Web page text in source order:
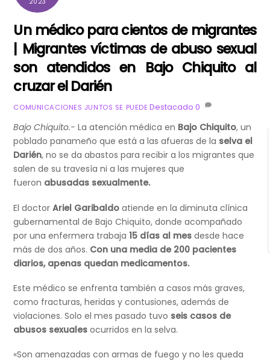
Un médico para cientos de migrantes
| Migrantes víctimas de abuso sexual
son atendidos en Bajo Chiquito al
cruzar el Darién
COMUNICACIONES JUNTOS SE PUEDE Destacado 0
Bajo Chiquito.- La atención médica en Bajo Chiquito, un
poblado panameño que está a las afueras de la selva el
Darién, no se da abastos para recibir a los migrantes que
salen de su travesía ni a las mujeres que
fueron abusadas sexualmente.
El doctor Ariel Garibaldo atiende en la diminuta clínica
gubernamental de Bajo Chiquito, donde acompañado
por una enfermera trabaja15 días al mes desde hace
más de dos años. Con una media de 200 pacientes
diarios, apenas quedan medicamentos.
Este médico se enfrenta también a casos más graves,
como fracturas, heridas y contusiones, además de
violaciones. Solo el mes pasado tuvo seis casos de
abusos sexualesocurridos en la selva.
«Son amenazadas con armas de fuego y no les queda